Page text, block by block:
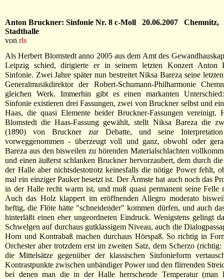
Anton Bruckner: Sinfonie Nr. 8 c-Moll 20.06.2007 Chemnitz,
Stadthalle
von rls
Als Herbert Blomstedt anno 2005 aus dem Amt des
Leipzig schied, dirigierte er in seinem letzten Konzert Anton
Sinfonie. Zwei Jahre später nun bestreitet Niksa Bareza seine
Generalmusikdirektor der Robert-Schumann-Philharmonie
gleichen Werk. Immerhin gibt es einen markanten
Sinfonie existieren drei Fassungen, zwei von Bruckner selbst und
Haas, die quasi Elemente beider Bruckner-Fassungen vereinigt.
Blomstedt die Haas-Fassung gewählt, stellt Niksa Bareza die
(1890) von Bruckner zur Debatte, und seine
vorweggenommen - überzeugt voll und ganz, obwohl oder
Bareza aus den bisweilen zu hörenden Materialschlachten
und einen äußerst schlanken Bruckner hervorzaubert, dem durch
der Halle aber nichtsdestotrotz keinesfalls die nötige Power fehlt,
mal ein einziger Pauker besetzt ist. Der Ärmste hat auch noch das
in der Halle recht warm ist, und muß quasi permanent seine Felle
Auch das Holz klappert im eröffnenden Allegro moderato
heftig, die Flöte hätte "schneidender" kommen dürfen, und auch
hinterläßt einen eher ungeordneten Eindruck. Wenigstens gelingt
Schwelgen auf durchaus gutklassigem Niveau, auch die
Horn und Kontrabaß machen durchaus Hörspaß. So richtig in
Orchester aber trotzdem erst im zweiten Satz, dem Scherzo
die Mittelsätze gegenüber der klassischen Sinfonieform
Kontrastpunkte zwischen unbändiger Power und den flirrenden
bei denen man die in der Halle herrschende Temperatur (man